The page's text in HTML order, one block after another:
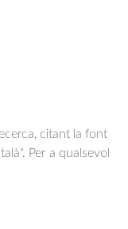
citant la font
Per a qualsevol